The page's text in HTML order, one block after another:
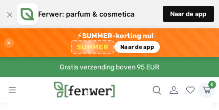
× Ferwer: parfum & cosmetica Naar de app
×
⚡SUMMER-korting nu!
SUMMER Naar de app
Gratis verzending boven 95 EUR
0